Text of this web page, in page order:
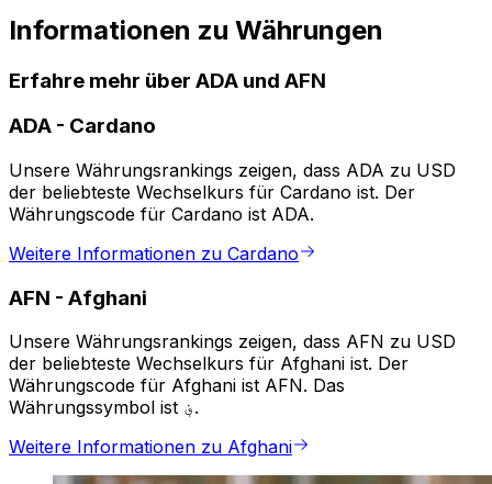
Informationen zu Währungen
Erfahre mehr über ADA und AFN
ADA - Cardano
Unsere Währungsrankings zeigen, dass ADA zu USD
der beliebteste Wechselkurs für Cardano ist. Der
Währungscode für Cardano ist ADA.
Weitere Informationen zu Cardano
AFN - Afghani
Unsere Währungsrankings zeigen, dass AFN zu USD
der beliebteste Wechselkurs für Afghani ist. Der
Währungscode für Afghani ist AFN. Das
Währungssymbol ist ؋.
Weitere Informationen zu Afghani